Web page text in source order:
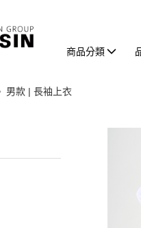
商品分類
男款 | 長袖上衣